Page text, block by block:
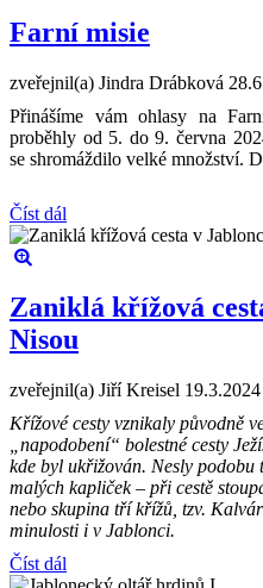
Farní misie
zveřejnil(a) Jindra Drábková
Přinášíme vám ohlasy na
proběhly od 5. do 9. června
se shromáždilo velké množství.
Číst dál
Zaniklá křížová
Nisou
zveřejnil(a) Jiří Kreisel 19.3.2024
Křížové cesty vznikaly původně
„napodobení“ bolestné cesty
kde byl ukřižován. Nesly podobu
malých kapliček – při cestě
nebo skupina tří křížů, tzv.
minulosti i v Jablonci.
Číst dál